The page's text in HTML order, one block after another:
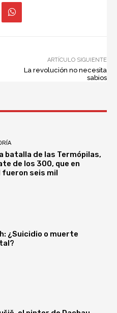
ARTÍCULO SIGUIENTE
La revolución no necesita
sabios
batalla de las Termópilas,
de los 300, que en
seis mil
¿Suicidio o muerte